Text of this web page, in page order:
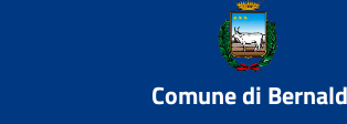
Comune di